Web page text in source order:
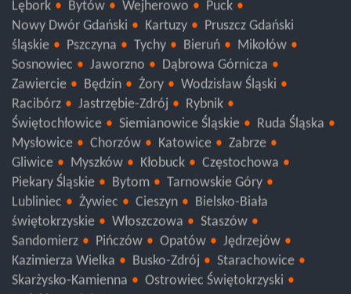
Lębork
Bytów Wejherowo
Puck
Nowy Dwór Gdański
Kartuzy
Pruszcz Gdański
śląskie
Pszczyna Tychy Bieruń
Mikołów
Sosnowiec
Jaworzno
Dąbrowa Górnicza
Zawiercie
Będzin Żory
Wodzisław Śląski
Racibórz
Jastrzębie-Zdrój
Rybnik
Świętochłowice
Siemianowice Śląskie
Ruda Śląska
Mysłowice
Chorzów Katowice
Zabrze
Gliwice
Myszków Kłobuck
Częstochowa
Piekary Śląskie
Bytom
Tarnowskie Góry
Lubliniec
Żywiec Cieszyn
Bielsko-Biała
świętokrzyskie
Włoszczowa
Staszów
Sandomierz
Pińczów Opatów
Jędrzejów
Kazimierza Wielka
Busko-Zdrój
Starachowice
Skarżysko-Kamienna
Ostrowiec Świętokrzyski